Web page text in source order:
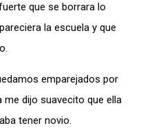
que se borrara lo
la escuela y que
emparejados por
dijo suavecito que ella
tener novio.